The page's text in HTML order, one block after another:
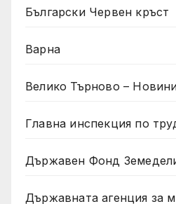
Български Червен кръст
Варна
Велико Търново –
Главна инспекция по
Държавен Фонд
Държавната агенция за